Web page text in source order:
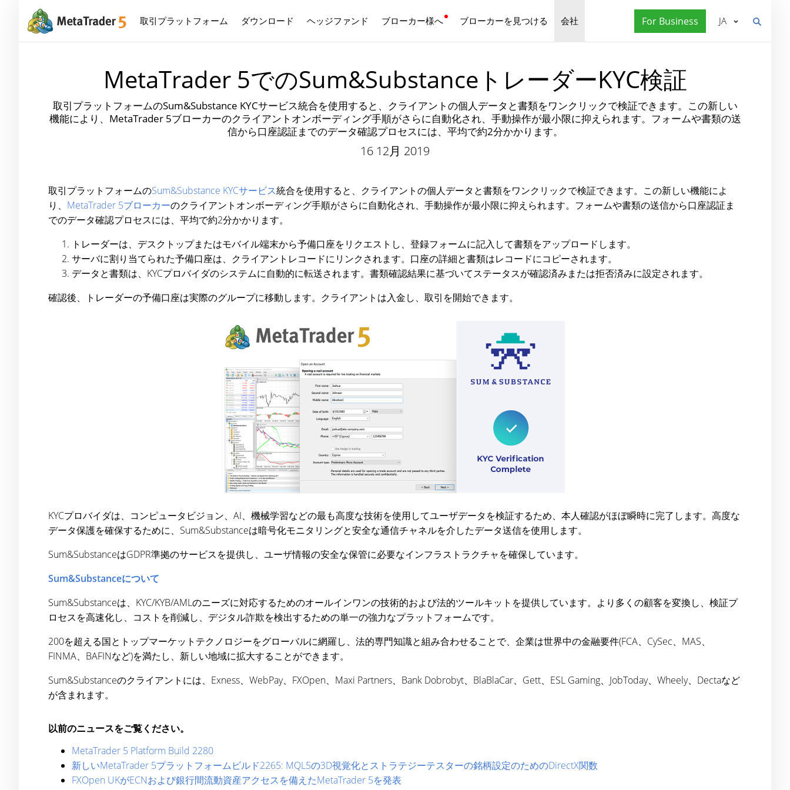
取引プラットフォーム ダウンロード ヘッジファンド ブローカー様へ ブローカーを見つける 会社 For Business
日本語 JA
MetaTrader 5でのSum&SubstanceトレーダーKYC検証
取引プラットフォームのSum&Substance KYCサービス統合を使用すると、クライアントの個人データと書類をワンクリックで検証できます。この新しい
機能により、MetaTrader 5ブローカーのクライアントオンボーディング手順がさらに自動化され、手動操作が最小限に抑えられます。フォームや書類の送
信から口座認証までのデータ確認プロセスには、平均で約2分かかります。
16 12月 2019
取引プラットフォームのSum&Substance KYCサービス統合を使用すると、クライアントの個人データと書類をワンクリックで検証できます。この新しい機能によ
り、 MetaTrader 5ブローカーのクライアントオンボーディング手順がさらに自動化され、手動操作が最小限に抑えられます。フォームや書類の送信から口座認証ま
でのデータ確認プロセスには、平均で約2分かかります。
トレーダーは、デスクトップまたはモバイル端末から予備口座をリクエストし、登録フォームに記入して書類をアップロードします。
サーバに割り当てられた予備口座は、クライアントレコードにリンクされます。口座の詳細と書類はレコードにコピーされます。
データと書類は、KYCプロバイダのシステムに自動的に転送されます。書類確認結果に基づいてステータスが確認済みまたは拒否済みに設定されます。
確認後、トレーダーの予備口座は実際のグループに移動します。クライアントは入金し、取引を開始できます。
KYCプロバイダは、コンピュータビジョン、AI、機械学習などの最も高度な技術を使用してユーザデータを検証するため、本人確認がほぼ瞬時に完了します。高度な
データ保護を確保するために、Sum&Substanceは暗号化モニタリングと安全な通信チャネルを介したデータ送信を使用します。
Sum&SubstanceはGDPR準拠のサービスを提供し、ユーザ情報の安全な保管に必要なインフラストラクチャを確保しています。
Sum&Substanceについて
Sum&Substanceは、KYC/KYB/AMLのニーズに対応するためのオールインワンの技術的および法的ツールキットを提供しています。より多くの顧客を変換し、検証プ
ロセスを高速化し、コストを削減し、デジタル詐欺を検出するための単一の強力なプラットフォームです。
200を超える国とトップマーケットテクノロジーをグローバルに網羅し、法的専門知識と組み合わせることで、企業は世界中の金融要件(FCA、CySec、MAS、
FINMA、BAFINなど)を満たし、新しい地域に拡大することができます。
Sum&Substanceのクライアントには、Exness、WebPay、FXOpen、Maxi Partners、Bank Dobrobyt、BlaBlaCar、Gett、ESL Gaming、JobToday、Wheely、Dectaなど
が含まれます。
以前のニュースをご覧ください。
MetaTrader 5 Platform Build 2280
新しいMetaTrader 5プラットフォームビルド2265: MQL5の3D視覚化とストラテジーテスターの銘柄設定のためのDirectX関数
FXOpen UKがECNおよび銀行間流動資産アクセスを備えたMetaTrader 5を発表